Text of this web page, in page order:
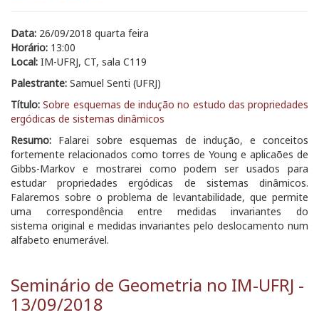
Data: 26/09/2018 quarta feira
Horário: 13:00
Local: IM-UFRJ, CT, sala C119
Palestrante: Samuel Senti (UFRJ)
Título:Sobre esquemas de indução no estudo das propriedades
ergódicas de sistemas dinâmicos
Resumo: Falarei sobre esquemas de indução, e conceitos
fortemente relacionados como torres de Young e aplicaões de
Gibbs-Markov e mostrarei como podem ser usados para
estudar propriedades ergódicas de sistemas dinâmicos.
Falaremos sobre o problema de levantabilidade, que permite
uma correspondência entre medidas invariantes do
sistema original e medidas invariantes pelo deslocamento num
alfabeto enumerável.
Seminário de Geometria no IM-UFRJ -
13/09/2018